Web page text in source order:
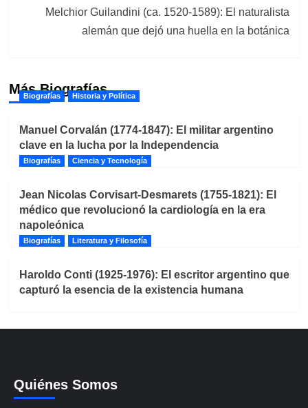
Melchior Guilandini (ca. 1520-1589): El naturalista
alemán que dejó una huella en la botánica
Más Biografías
Biografías Historia y Política
Manuel Corvalán (1774-1847): El militar argentino
clave en la lucha por la Independencia
Biografías Ciencia y Tecnología
Jean Nicolas Corvisart-Desmarets (1755-1821): El
médico que revolucionó la cardiología en la era
napoleónica
Biografías Literatura y Filosofía
Haroldo Conti (1925-1976): El escritor argentino que
capturó la esencia de la existencia humana
Quiénes Somos